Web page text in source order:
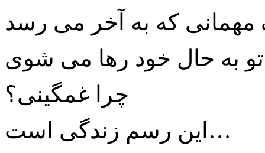
مهمانی که به آخر می رسد
به حال خود رها می شوی
چرا غمگینی؟
این رسم زندگی است…